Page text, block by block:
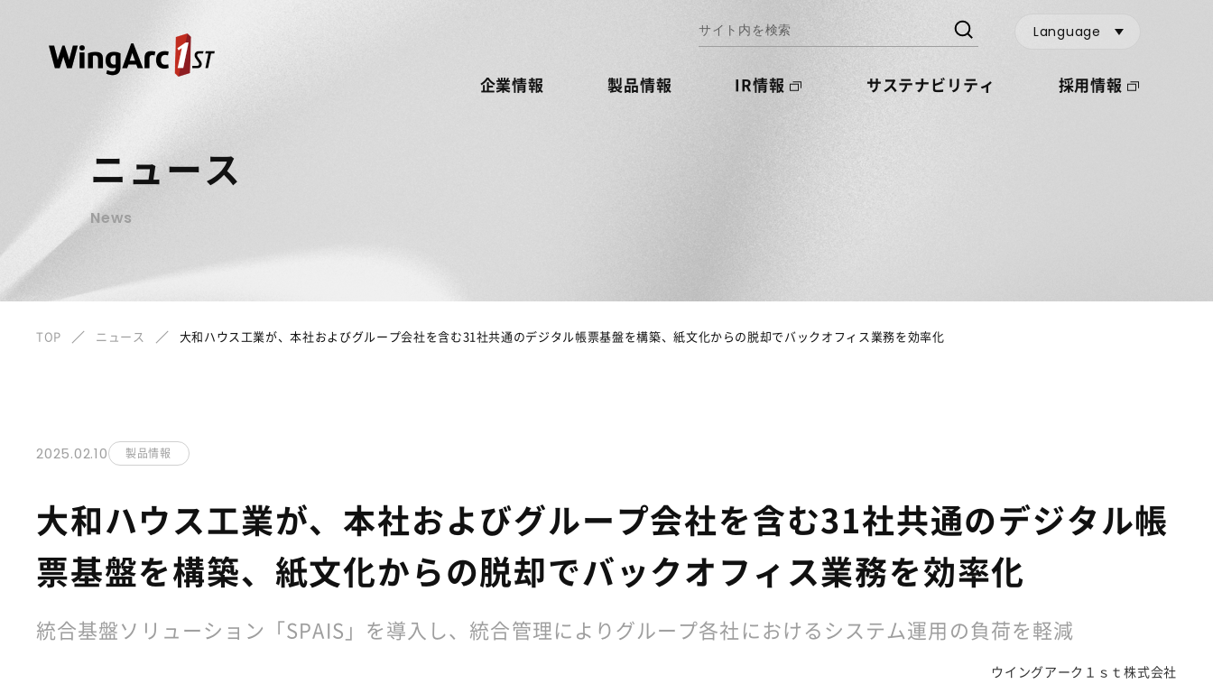
企業情報 製品情報 IR情報 サステナビリティ 採用情報
Language
ニュース
News
TOP ニュース 大和ハウス工業が、本社およびグループ会社を含む31社共通のデジタル帳票基盤を構築、紙文化からの脱却でバックオフィス業務を効率化
2025.02.10 製品情報
大和ハウス工業が、本社およびグループ会社を含む31社共通のデジタル帳
票基盤を構築、紙文化からの脱却でバックオフィス業務を効率化
統合基盤ソリューション「SPAIS」を導入し、統合管理によりグループ各社におけるシステム運用の負荷を軽減
ウイングアーク１ｓｔ株式会社